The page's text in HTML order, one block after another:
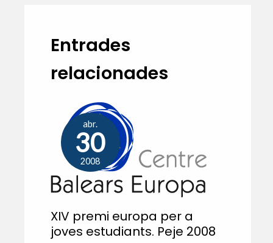
Entrades
relacionades
abr.
30
2008
XIV premi europa per a
joves estudiants. Peje 2008